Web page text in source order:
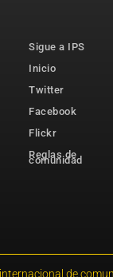
Sigue a IPS
Inicio
Twitter
Facebook
Flickr
Reglas de
comunidad
de